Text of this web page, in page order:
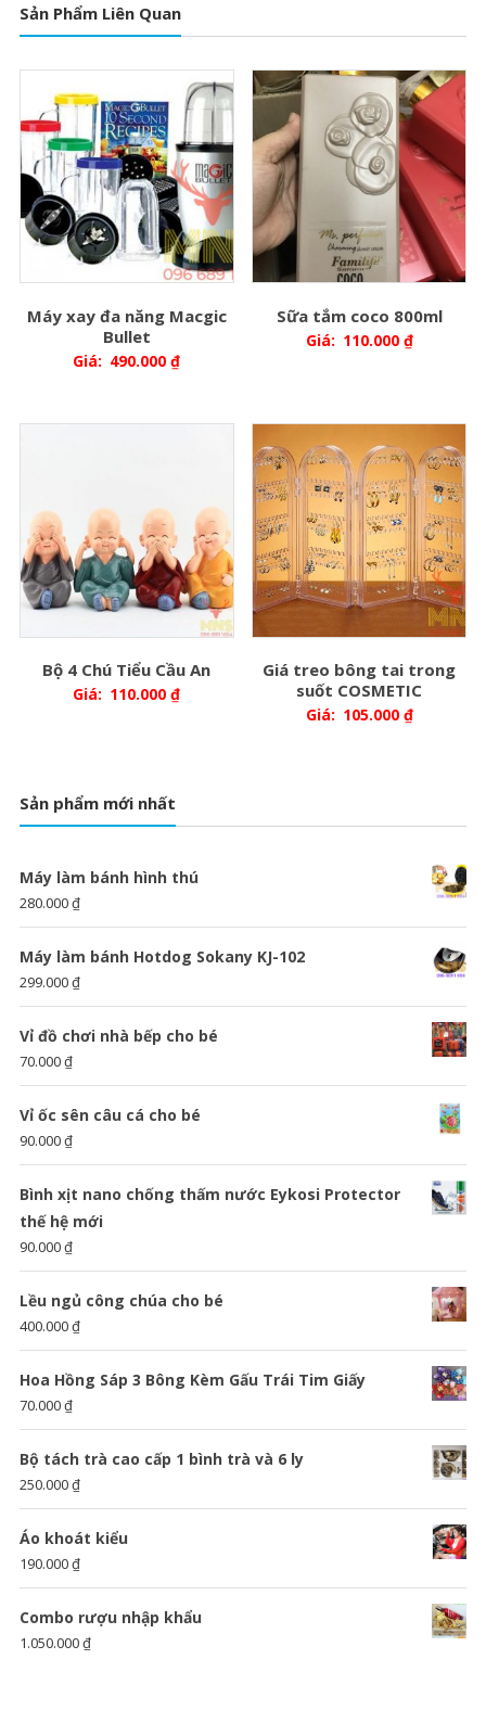
Sản Phẩm Liên Quan
Máy xay đa năng Macgic
Bullet
Giá: 490.000₫
Sữa tắm coco 800ml
Giá: 110.000 ₫
Bộ 4 Chú Tiểu Cầu An
Giá: 110.000₫
Giá treo bông tai trong
suốt COSMETIC
Giá: 105.000 ₫
Sản phẩm mới nhất
Máy làm bánh hình thú
280.000₫
Máy làm bánh Hotdog Sokany KJ-102
299.000₫
Vỉ đồ chơi nhà bếp cho bé
70.000₫
Vỉ ốc sên câu cá cho bé
90.000₫
Bình xịt nano chống thấm nước Eykosi Protector
thế hệ mới
90.000₫
Lều ngủ công chúa cho bé
400.000₫
Hoa Hồng Sáp 3 Bông Kèm Gấu Trái Tim Giấy
70.000₫
Bộ tách trà cao cấp 1 bình trà và 6 ly
250.000₫
Áo khoát kiểu
190.000₫
Combo rượu nhập khẩu
1.050.000₫